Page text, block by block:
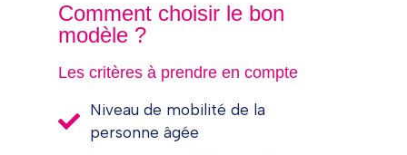
Comment choisir le bon
modèle ?
Les critères à prendre en compte
Niveau de mobilité de la
personne âgée